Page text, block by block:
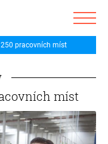
250 pracovních míst
míst